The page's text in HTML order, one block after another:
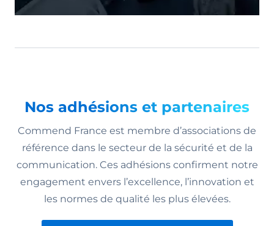
Nos adhésions et partenaires
Commend France est membre d’associations de
référence dans le secteur de la sécurité et de la
communication. Ces adhésions confirment notre
engagement envers l’excellence, l’innovation et
les normes de qualité les plus élevées.